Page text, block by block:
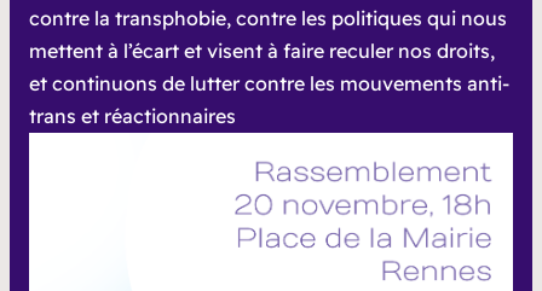
contre la transphobie, contre les politiques qui nous
mettent à l’écart et visent à faire reculer nos droits,
et continuons de lutter contre les mouvements anti-
trans et réactionnaires